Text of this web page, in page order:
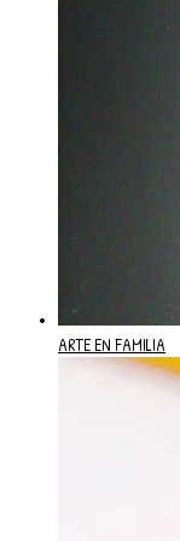
ARTE EN FAMILIA